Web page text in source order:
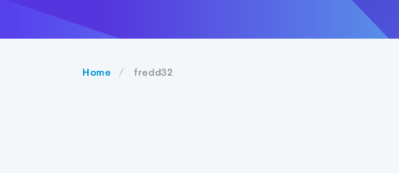
Home fredd32